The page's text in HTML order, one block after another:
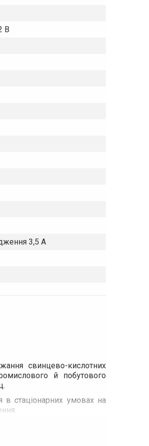
В
3,5 А
свинцево-кислотних
й побутового
в стаціонарних умовах на
зарядити АКБ і